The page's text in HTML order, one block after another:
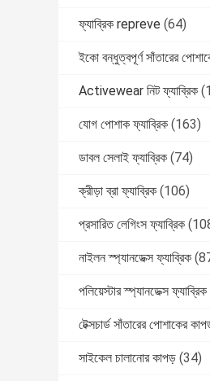
ফ্যাব্রিক repreve (64)
ইকো বন্ধুত্বপূর্ণ সাঁতারের
Activewear নিট ফ্যাব্রিক
যোগ পোশাক ফ্যাব্রিক (163)
ডাবল সেলাই ফ্যাব্রিক (74)
ক্রীড়া ব্রা ফ্যাব্রিক (106)
প্রসারিত লেগিংস ফ্যাব্রিক
নাইলন স্প্যানডেক্স ফ্যাব্রিক
পলিয়েস্টার স্প্যানডেক্স ফ্যাব্রিক
টেক্সচার্ড সাঁতারের পোশাকের
সাইকেল চালানোর কাপড় (34)